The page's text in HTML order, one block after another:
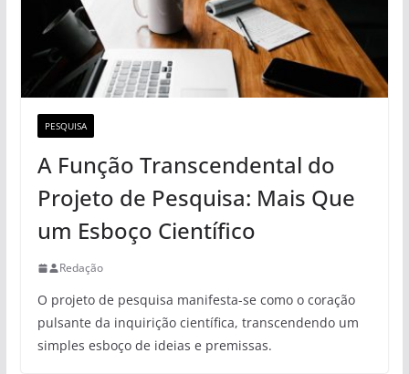
PESQUISA
A Função Transcendental do
Projeto de Pesquisa: Mais Que
um Esboço Científico
Redação
O projeto de pesquisa manifesta-se como o coração
pulsante da inquirição científica, transcendendo um
simples esboço de ideias e premissas.